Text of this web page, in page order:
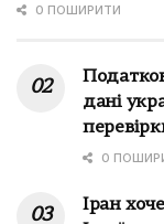
0 ПОШИРИТИ
дані
0
Іран